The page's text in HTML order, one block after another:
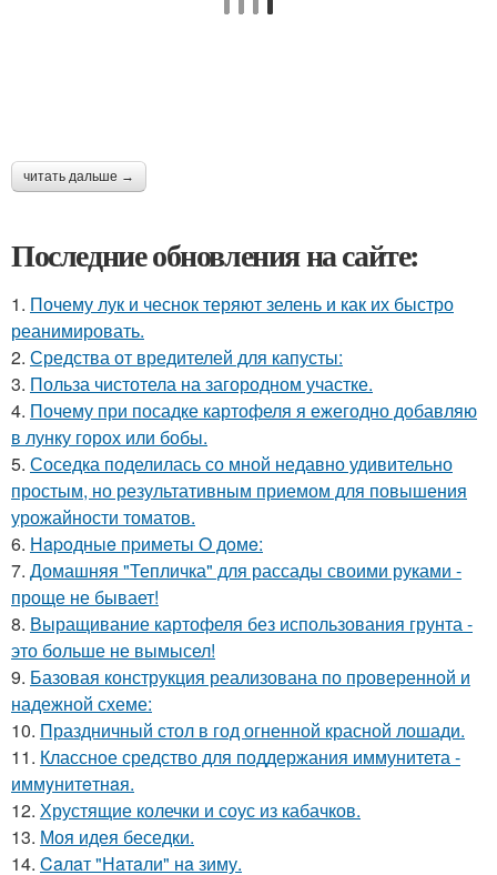
читать дальше →
Последние обновления на сайте:
1. Почему лук и чеснок теряют зелень и как их быстро
реанимировать.
2. Средства от вредителей для капусты:
3. Польза чистотела на загородном участке.
4. Почему при посадке картофеля я ежегодно добавляю
в лунку горох или бобы.
5. Соседка поделилась со мной недавно удивительно
простым, но результативным приемом для повышения
урожайности томатов.
6. Нapoдныe пpимeты O дoмe:
7. Домашняя "Тепличка" для рассады своими руками -
проще не бывает!
8. Выращивание картофеля без использования грунта -
это больше не вымысел!
9. Базовая конструкция реализована по проверенной и
надежной схеме:
10. Праздничный стол в год огненной красной лошади.
11. Классное средство для поддержания иммунитета -
иммyнитeтнaя.
12. Хрустящие колечки и соус из кабачков.
13. Моя идея беседки.
14. Caлaт "Нaтaли" нa зиму.